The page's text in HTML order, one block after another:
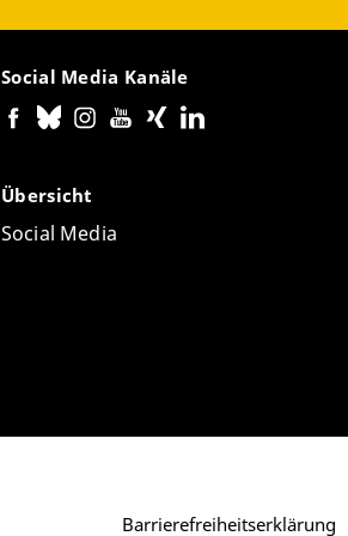
Social Media Kanäle
Übersicht
Social Media
Barrierefreiheitserklärung